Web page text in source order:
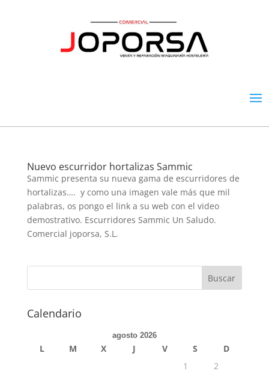
Nuevo escurridor hortalizas Sammic
Sammic presenta su nueva gama de escurridores de
hortalizas…. y como una imagen vale más que mil
palabras, os pongo el link a su web con el video
demostrativo. Escurridores Sammic Un Saludo.
Comercial joporsa, S.L.
Calendario
agosto 2026
L M X J V S
D
1
2